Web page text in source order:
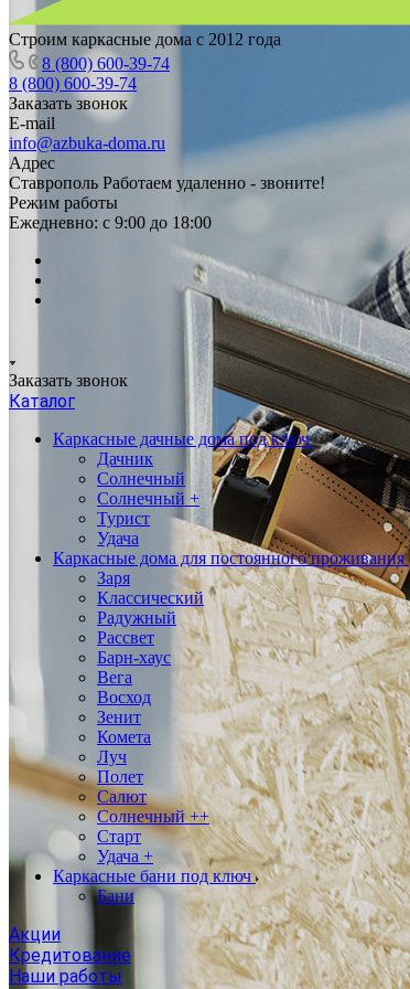
Строим каркасные дома с 2012 года
8 (800) 600-39-74
8 (800) 600-39-74
Заказать звонок
E-mail
info@azbuka-doma.ru
Адрес
Ставрополь Работаем удаленно - звоните!
Режим работы
Ежедневно: с 9:00 до 18:00
Заказать звонок
Каталог
Каркасные дачные дома под ключ
Дачник
Солнечный
Солнечный +
Турист
Удача
Каркасные дома для постоянного проживания
Заря
Классический
Радужный
Рассвет
Барн-хаус
Вега
Восход
Зенит
Комета
Луч
Полет
Салют
Солнечный ++
Старт
Удача +
Каркасные бани под ключ
Бани
Акции
Кредитование
Наши работы